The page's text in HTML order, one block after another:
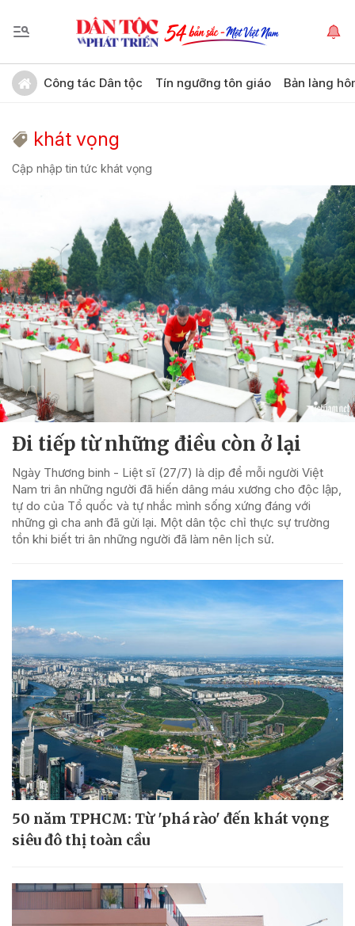
Công tác Dân tộc Tín ngưỡng tôn giáo Bản làng
khát vọng
Cập nhập tin tức khát vọng
Đi tiếp từ những điều còn ở lại
Ngày Thương binh - Liệt sĩ (27/7) là dịp để mỗi người Việt
Nam tri ân những người đã hiến dâng máu xương cho độc lập,
tự do của Tổ quốc và tự nhắc mình sống xứng đáng với
những gì cha anh đã gửi lại. Một dân tộc chỉ thực sự trường
tồn khi biết tri ân những người đã làm nên lịch sử.
50 năm TPHCM: Từ 'phá rào' đến khát vọng
siêu đô thị toàn cầu